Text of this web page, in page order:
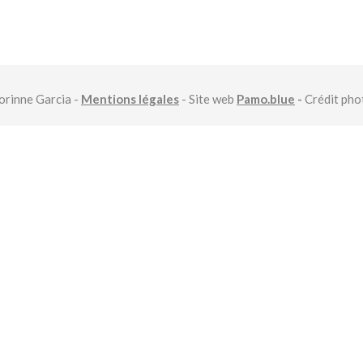
Garcia - Mentions légales - Site web Pamo.blue - Crédit